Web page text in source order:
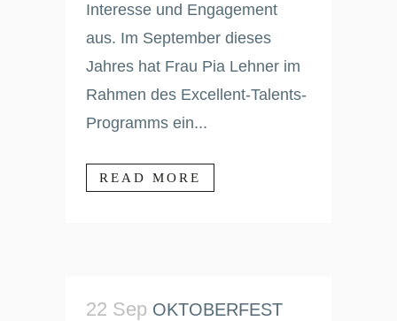
Interesse und Engagement
aus. Im September dieses
Jahres hat Frau Pia Lehner im
Rahmen des Excellent-Talents-
Programms ein...
READ MORE
22 Sep OKTOBERFEST